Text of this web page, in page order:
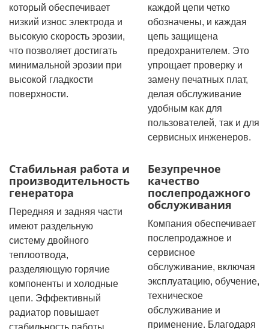
который обеспечивает
низкий износ электрода и
высокую скорость эрозии,
что позволяет достигать
минимальной эрозии при
высокой гладкости
поверхности.
каждой цепи четко
обозначены, и каждая
цепь защищена
предохранителем. Это
упрощает проверку и
замену печатных плат,
делая обслуживание
удобным как для
пользователей, так и для
сервисных инженеров.
Стабильная работа и
производительность
генератора
Передняя и задняя части
имеют раздельную
систему двойного
теплоотвода,
разделяющую горячие
компоненты и холодные
цепи. Эффективный
радиатор повышает
стабильность работы
Безупречное
качество
послепродажного
обслуживания
Компания обеспечивает
послепродажное и
сервисное
обслуживание, включая
эксплуатацию, обучение,
техническое
обслуживание и
применение. Благодаря